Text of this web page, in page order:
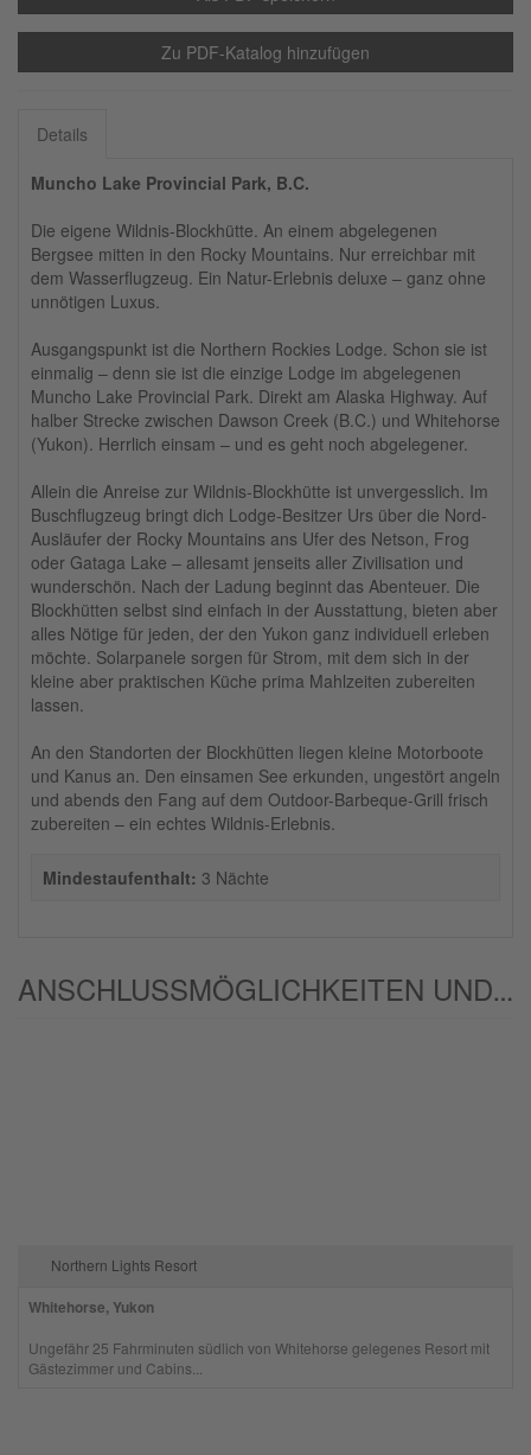
31 1 2 3 4 5 6
24 25 26 27 28 29 30
31 1 2 3 4 5 6
Zu PDF-Katalog hinzufügen
Details
Muncho Lake Provincial Park, B.C.
Die eigene Wildnis-Blockhütte. An einem abgelegenen
Bergsee mitten in den Rocky Mountains. Nur erreichbar mit
dem Wasserflugzeug. Ein Natur-Erlebnis deluxe – ganz ohne
unnötigen Luxus.
Ausgangspunkt ist die Northern Rockies Lodge. Schon sie ist
einmalig – denn sie ist die einzige Lodge im abgelegenen
Muncho Lake Provincial Park. Direkt am Alaska Highway. Auf
halber Strecke zwischen Dawson Creek (B.C.) und Whitehorse
(Yukon). Herrlich einsam – und es geht noch abgelegener.
Allein die Anreise zur Wildnis-Blockhütte ist unvergesslich. Im
Buschflugzeug bringt dich Lodge-Besitzer Urs über die Nord-
Ausläufer der Rocky Mountains ans Ufer des Netson, Frog
oder Gataga Lake – allesamt jenseits aller Zivilisation und
wunderschön. Nach der Ladung beginnt das Abenteuer. Die
Blockhütten selbst sind einfach in der Ausstattung, bieten aber
alles Nötige für jeden, der den Yukon ganz individuell erleben
möchte. Solarpanele sorgen für Strom, mit dem sich in der
kleine aber praktischen Küche prima Mahlzeiten zubereiten
lassen.
An den Standorten der Blockhütten liegen kleine Motorboote
und Kanus an. Den einsamen See erkunden, ungestört angeln
und abends den Fang auf dem Outdoor-Barbeque-Grill frisch
zubereiten – ein echtes Wildnis-Erlebnis.
Mindestaufenthalt: 3 Nächte
ANSCHLUSSMÖGLICHKEITEN UND/ODER ALTERNATIVEN:
Northern Lights Resort
Whitehorse, Yukon
Ungefähr 25 Fahrminuten südlich von Whitehorse gelegenes Resort mit
Gästezimmer und Cabins...